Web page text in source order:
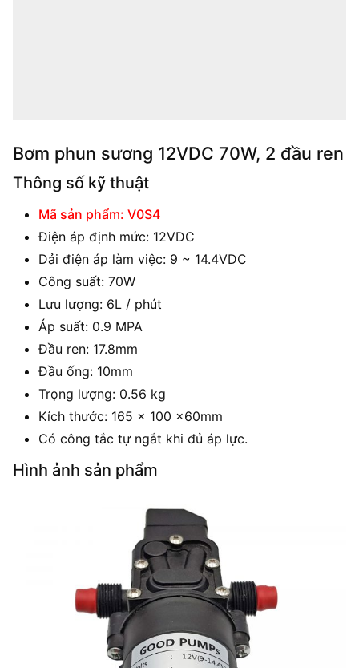
Bơm phun sương 12VDC 70W, 2 đầu ren
Thông số kỹ thuật
Mã sản phẩm: V0S4
Điện áp định mức: 12VDC
Dải điện áp làm việc: 9 ~ 14.4VDC
Công suất: 70W
Lưu lượng: 6L / phút
Áp suất: 0.9 MPA
Đầu ren: 17.8mm
Đầu ống: 10mm
Trọng lượng: 0.56 kg
Kích thước: 165 x 100 x60mm
Có công tắc tự ngắt khi đủ áp lực.
Hình ảnh sản phẩm